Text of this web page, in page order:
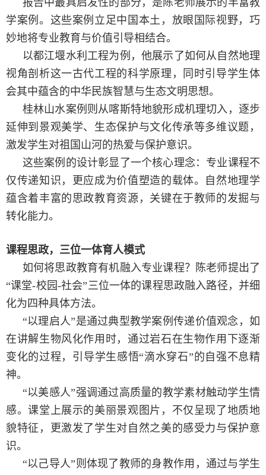
报告中最具启发性的部分，是陈老师展示的丰富教
学案例。这些案例立足中国本土，放眼国际视野，巧
妙地将专业教育与价值引导相结合。
以都江堰水利工程为例，他展示了如何从自然地理
视角剖析这一古代工程的科学原理，同时引导学生体
会其中蕴含的中华民族智慧与生态文明思想。
桂林山水案例则从喀斯特地貌形成机理切入，逐步
延伸到景观美学、生态保护与文化传承等多维议题，
激发学生对祖国山河的热爱与保护意识。
这些案例的设计彰显了一个核心理念：专业课程不
仅传递知识，更应成为价值塑造的载体。自然地理学
蕴含着丰富的思政教育资源，关键在于教师的发掘与
转化能力。
课程思政，三位一体育人模式
如何将思政教育有机融入专业课程？陈老师提出了
“课堂-校园-社会”三位一体的课程思政融入路径，并细
化为四种具体方法。
“以理启人”是通过典型教学案例传递价值观念，如
在讲解生物风化作用时，通过岩石在生物作用下逐渐
变化的过程，引导学生感悟“滴水穿石”的自强不息精
神。
“以美感人”强调通过高质量的教学素材触动学生情
感。课堂上展示的美丽景观图片，不仅呈现了地质地
貌特征，更激发了学生对自然之美的感受力与保护意
识。
“以己导人”则体现了教师的身教作用，通过与学生